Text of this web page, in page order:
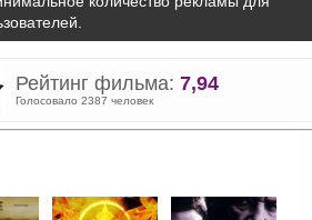
Рейтинг фильма: 7,94
Голосовало 2387 человек